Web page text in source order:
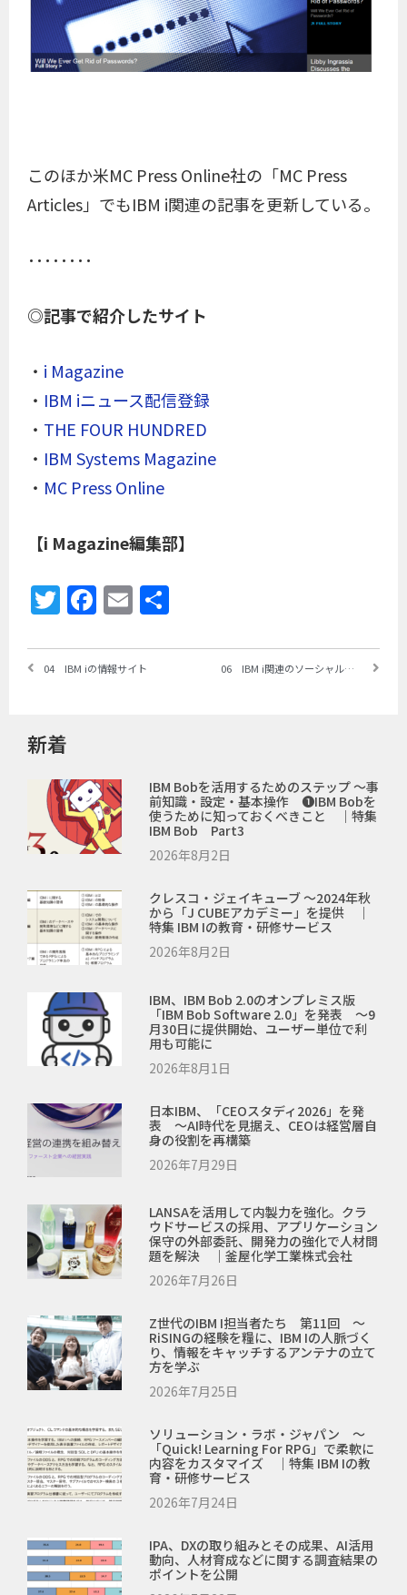
このほか米MC Press Online社の「MC Press
Articles」でもIBM i関連の記事を更新している。
････････
◎記事で紹介したサイト
・ i Magazine
・ IBM iニュース配信登録
・ THE FOUR HUNDRED
・ IBM Systems Magazine
・ MC Press Online
【i Magazine編集部】
Twitter
Facebook
Email
04 IBM iの情報サイト 06 IBM i関連のソーシャルメディア
新着
IBM Bobを活用するためのステップ ～事
前知識・設定・基本操作 ❶IBM Bobを
使うために知っておくべきこと ｜特集
IBM Bob Part3
2026年8月2日
クレスコ・ジェイキューブ ～2024年秋
から「J CUBEアカデミー」を提供 ｜
特集 IBM Iの教育・研修サービス
2026年8月2日
IBM、IBM Bob 2.0のオンプレミス版
「IBM Bob Software 2.0」を発表 ～9
月30日に提供開始、ユーザー単位で利
用も可能に
2026年8月1日
日本IBM、「CEOスタディ2026」を発
表 ～AI時代を見据え、CEOは経営層自
身の役割を再構築
2026年7月29日
LANSAを活用して内製力を強化。クラ
ウドサービスの採用、アプリケーション
保守の外部委託、開発力の強化で人材問
題を解決 ｜釜屋化学工業株式会社
2026年7月26日
Z世代のIBM I担当者たち 第11回 ～
RiSINGの経験を糧に、IBM Iの人脈づく
り、情報をキャッチするアンテナの立て
方を学ぶ
2026年7月25日
ソリューション・ラボ・ジャパン ～
「Quick! Learning For RPG」で柔軟に
内容をカスタマイズ ｜特集 IBM Iの教
育・研修サービス
2026年7月24日
IPA、DXの取り組みとその成果、AI活用
動向、人材育成などに関する調査結果の
ポイントを公開